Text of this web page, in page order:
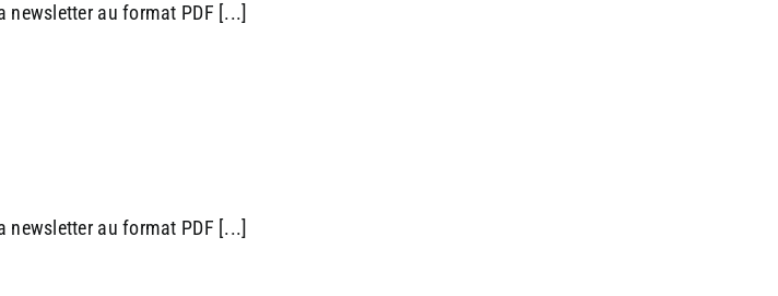
newsletter au format PDF [...]
newsletter au format PDF [...]